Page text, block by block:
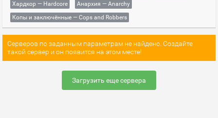
Хардкор — Hardcore
Анархия — Anarchy
Копы и заключённые — Cops and Robbers
Серверов по заданным параметрам не найдено. Создайте
такой сервер и он появится на этом месте!
Загрузить еще сервера